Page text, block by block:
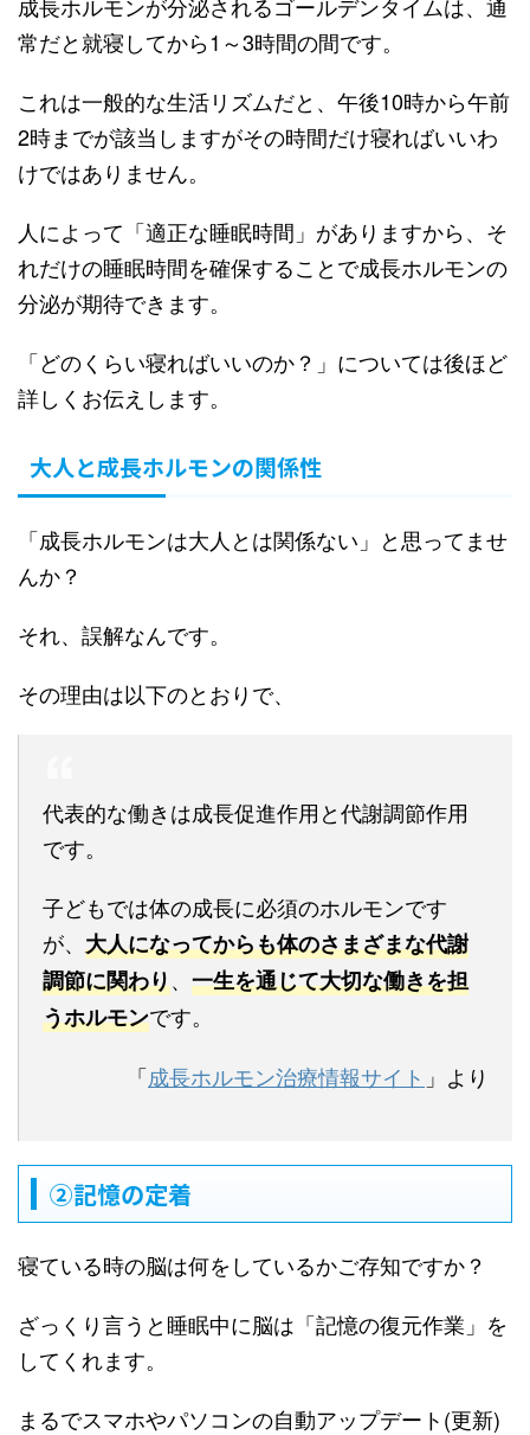
常だと就寝してから1～3時間の間です。
これは一般的な生活リズムだと、午後10時から午前
2時までが該当しますがその時間だけ寝ればいいわ
けではありません。
人によって「適正な睡眠時間」がありますから、そ
れだけの睡眠時間を確保することで成長ホルモンの
分泌が期待できます。
「どのくらい寝ればいいのか？」については後ほど
詳しくお伝えします。
大人と成長ホルモンの関係性
「成長ホルモンは大人とは関係ない」と思ってませ
んか？
それ、誤解なんです。
その理由は以下のとおりで、
代表的な働きは成長促進作用と代謝調節作用
です。
子どもでは体の成長に必須のホルモンです
が、 大人になってからも体のさまざまな代謝
調節に関わり、 一生を通じて大切な働きを担
うホルモンです。
「成長ホルモン治療情報サイト 」より
②記憶の定着
寝ている時の脳は何をしているかご存知ですか？
ざっくり言うと睡眠中に脳は「記憶の復元作業」を
してくれます。
まるでスマホやパソコンの自動アップデート(更新)